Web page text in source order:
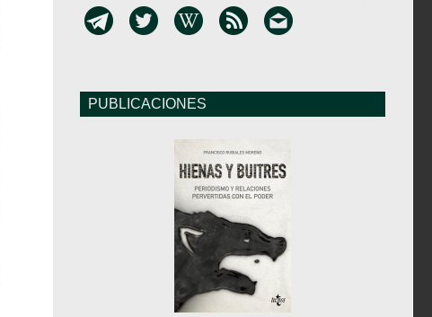
PUBLICACIONES